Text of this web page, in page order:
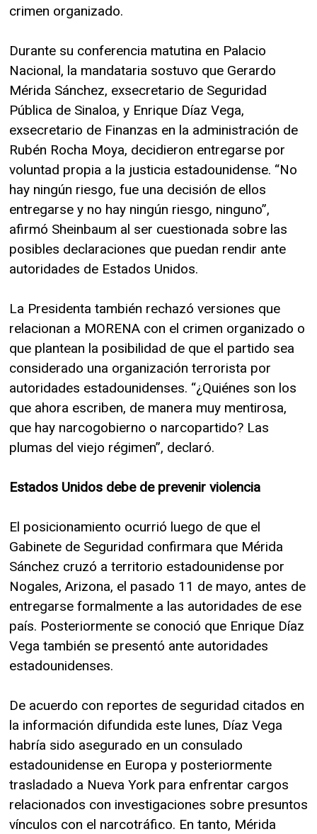
crimen organizado.
Durante su conferencia matutina en Palacio
Nacional, la mandataria sostuvo que Gerardo
Mérida Sánchez, exsecretario de Seguridad
Pública de Sinaloa, y Enrique Díaz Vega,
exsecretario de Finanzas en la administración de
Rubén Rocha Moya, decidieron entregarse por
voluntad propia a la justicia estadounidense. “No
hay ningún riesgo, fue una decisión de ellos
entregarse y no hay ningún riesgo, ninguno”,
afirmó Sheinbaum al ser cuestionada sobre las
posibles declaraciones que puedan rendir ante
autoridades de Estados Unidos.
La Presidenta también rechazó versiones que
relacionan a MORENA con el crimen organizado o
que plantean la posibilidad de que el partido sea
considerado una organización terrorista por
autoridades estadounidenses. “¿Quiénes son los
que ahora escriben, de manera muy mentirosa,
que hay narcogobierno o narcopartido? Las
plumas del viejo régimen”, declaró.
Estados Unidos debe de prevenir violencia
El posicionamiento ocurrió luego de que el
Gabinete de Seguridad confirmara que Mérida
Sánchez cruzó a territorio estadounidense por
Nogales, Arizona, el pasado 11 de mayo, antes de
entregarse formalmente a las autoridades de ese
país. Posteriormente se conoció que Enrique Díaz
Vega también se presentó ante autoridades
estadounidenses.
De acuerdo con reportes de seguridad citados en
la información difundida este lunes, Díaz Vega
habría sido asegurado en un consulado
estadounidense en Europa y posteriormente
trasladado a Nueva York para enfrentar cargos
relacionados con investigaciones sobre presuntos
vínculos con el narcotráfico. En tanto, Mérida